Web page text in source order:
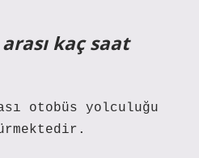
arası kaç saat
otobüs yolculuğu